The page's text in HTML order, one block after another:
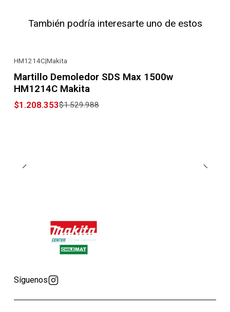
También podría interesarte uno de estos
HM1214C|Makita
Martillo Demoledor SDS Max 1500w
HM1214C Makita
$1.208.353$1.529.988
Síguenos